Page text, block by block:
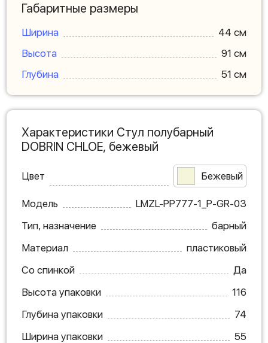
Габаритные размеры
Ширина
44 см
Высота
91 см
Глубина
51 см
Характеристики Стул полубарный
DOBRIN CHLOE, бежевый
Цвет Бежевый
Модель
LMZL-PP777-1_P-GR-03
Тип, назначение
барный
Материал
пластиковый
Со спинкой
Да
Высота упаковки
116
Глубина упаковки
74
Ширина упаковки
55